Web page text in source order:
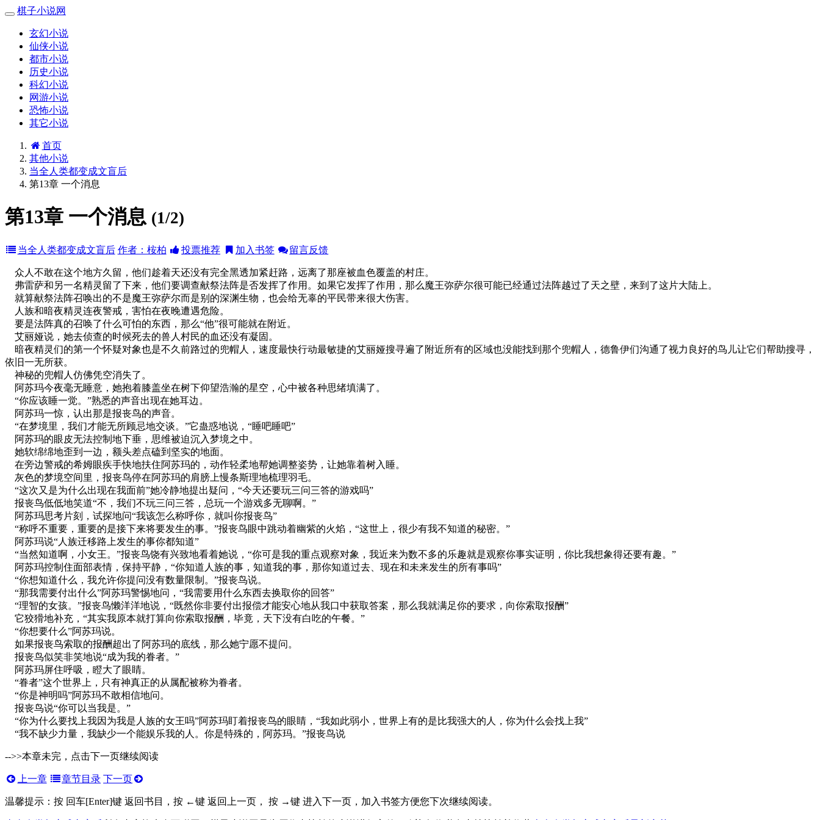
棋子小说网
玄幻小说
仙侠小说
都市小说
历史小说
科幻小说
网游小说
恐怖小说
其它小说
首页
其他小说
当全人类都变成文盲后
第13章 一个消息
第13章 一个消息 (1/2)
当全人类都变成文盲后 作者：桉柏 投票推荐 加入书签 留言反馈
众人不敢在这个地方久留，他们趁着天还没有完全黑透加紧赶路，远离了那座被血色覆盖的村庄。
弗雷萨和另一名精灵留了下来，他们要调查献祭法阵是否发挥了作用。如果它发挥了作用，那么魔王弥萨尔很可能已经通过法阵越过了天之壁，来到了这片大陆上。
就算献祭法阵召唤出的不是魔王弥萨尔而是别的深渊生物，也会给无辜的平民带来很大伤害。
人族和暗夜精灵连夜警戒，害怕在夜晚遭遇危险。
要是法阵真的召唤了什么可怕的东西，那么“他”很可能就在附近。
艾丽娅说，她去侦查的时候死去的兽人村民的血还没有凝固。
暗夜精灵们的第一个怀疑对象也是不久前路过的兜帽人，速度最快行动最敏捷的艾丽娅搜寻遍了附近所有的区域也没能找到那个兜帽人，德鲁伊们沟通了视力良好的鸟儿让它们帮助搜寻，
依旧一无所获。
神秘的兜帽人仿佛凭空消失了。
阿苏玛今夜毫无睡意，她抱着膝盖坐在树下仰望浩瀚的星空，心中被各种思绪填满了。
“你应该睡一觉。”熟悉的声音出现在她耳边。
阿苏玛一惊，认出那是报丧鸟的声音。
“在梦境里，我们才能无所顾忌地交谈。”它蛊惑地说，“睡吧睡吧”
阿苏玛的眼皮无法控制地下垂，思维被迫沉入梦境之中。
她软绵绵地歪到一边，额头差点磕到坚实的地面。
在旁边警戒的希姆眼疾手快地扶住阿苏玛的，动作轻柔地帮她调整姿势，让她靠着树入睡。
灰色的梦境空间里，报丧鸟停在阿苏玛的肩膀上慢条斯理地梳理羽毛。
“这次又是为什么出现在我面前”她冷静地提出疑问，“今天还要玩三问三答的游戏吗”
报丧鸟低低地笑道“不，我们不玩三问三答，总玩一个游戏多无聊啊。”
阿苏玛思考片刻，试探地问“我该怎么称呼你，就叫你报丧鸟”
“称呼不重要，重要的是接下来将要发生的事。”报丧鸟眼中跳动着幽紫的火焰，“这世上，很少有我不知道的秘密。”
阿苏玛说“人族迁移路上发生的事你都知道”
“当然知道啊，小女王。”报丧鸟饶有兴致地看着她说，“你可是我的重点观察对象，我近来为数不多的乐趣就是观察你事实证明，你比我想象得还要有趣。”
阿苏玛控制住面部表情，保持平静，“你知道人族的事，知道我的事，那你知道过去、现在和未来发生的所有事吗”
“你想知道什么，我允许你提问没有数量限制。”报丧鸟说。
“那我需要付出什么”阿苏玛警惕地问，“我需要用什么东西去换取你的回答”
“理智的女孩。”报丧鸟懒洋洋地说，“既然你非要付出报偿才能安心地从我口中获取答案，那么我就满足你的要求，向你索取报酬”
它狡猾地补充，“其实我原本就打算向你索取报酬，毕竟，天下没有白吃的午餐。”
“你想要什么”阿苏玛说。
如果报丧鸟索取的报酬超出了阿苏玛的底线，那么她宁愿不提问。
报丧鸟似笑非笑地说“成为我的眷者。”
阿苏玛屏住呼吸，瞪大了眼睛。
“眷者”这个世界上，只有神真正的从属配被称为眷者。
“你是神明吗”阿苏玛不敢相信地问。
报丧鸟说“你可以当我是。”
“你为什么要找上我因为我是人族的女王吗”阿苏玛盯着报丧鸟的眼睛，“我如此弱小，世界上有的是比我强大的人，你为什么会找上我”
“我不缺少力量，我缺少一个能娱乐我的人。你是特殊的，阿苏玛。”报丧鸟说
-->>本章未完，点击下一页继续阅读
上一章 章节目录 下一页
温馨提示：按 回车[Enter]键 返回书目，按 ←键 返回上一页， 按 →键 进入下一页，加入书签方便您下次继续阅读。